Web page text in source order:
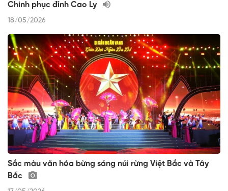
Chinh phục đỉnh Cao Ly
18/05/2026
Sắc màu văn hóa bừng sáng núi rừng Việt Bắc và Tây
Bắc